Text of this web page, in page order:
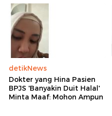
detikNews
Dokter yang Hina Pasien
BPJS 'Banyakin Duit Halal'
Minta Maaf: Mohon Ampun